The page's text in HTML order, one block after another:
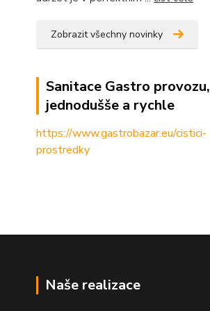
Zobrazit všechny novinky
Sanitace Gastro provozu,
jednodušše a rychle
https://www.gastrobazar.eu/cistici-
prostredky
Naše realizace